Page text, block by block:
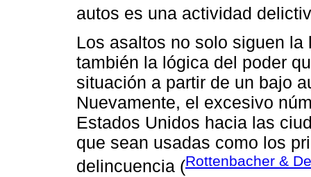
autos es una actividad
Los asaltos no solo siguen
también la lógica del poder
situación a partir de un bajo
Nuevamente, el excesivo
Estados Unidos hacia las
que sean usadas como los
delincuencia (Rottenbacher &